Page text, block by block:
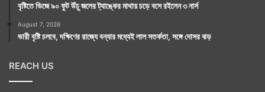
বৃষ্টিতে ভিজে ৯০ ফুট উঁচু জলের ট্যাঙ্কের মাথায় চড়ে বসে রইলেন ৩ নার্স
August 7, 2026
ভারী বৃষ্টি চলবে, দক্ষিণের রাজ্যে বন্যার মধ্যেই লাল সতর্কতা, সঙ্গে দোসর ঝড়
REACH US